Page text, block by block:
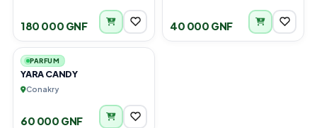
180 000 GNF 40 000 GNF
1
PARFUM
YARA CANDY
Conakry
60 000 GNF